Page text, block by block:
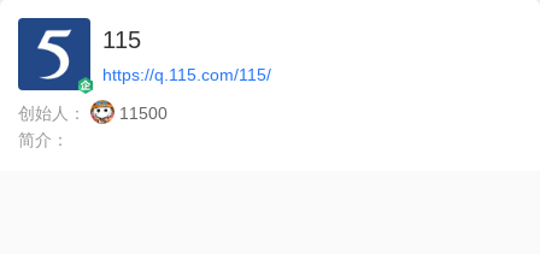
115
https://q.115.com/115/
创始人：
11500
简介：